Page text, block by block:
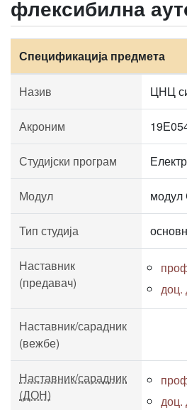
флексибилна
Спецификација предмета
Назив ЦНЦ
Акроним
Студијски програм
Модул модул
Тип студија
Наставник
(предавач)
доц.
Наставник/сарадник
(вежбе)
Наставник/сарадник
(ДОН)
доц.